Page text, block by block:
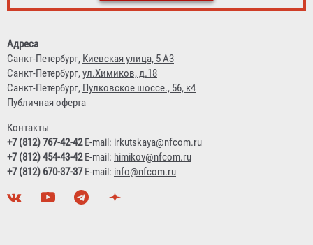
Адреса
Санкт-Петербург, Киевская улица, 5 А3
Санкт-Петербург,ул.Химиков, д.18
Санкт-Петербург, Пулковское шоссе., 56, к4
Публичная оферта
Контакты
+7 (812) 767-42-42E-mail: irkutskaya@nfcom.ru
+7 (812) 454-43-42E-mail: himikov@nfcom.ru
+7 (812) 670-37-37E-mail: info@nfcom.ru